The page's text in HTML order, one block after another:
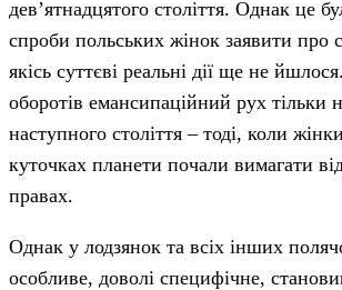
дев’ятнадцятого століття. Однак це
спроби польських жінок заявити про
якісь суттєві реальні дії ще не
оборотів емансипаційний рух тільки
наступного століття – тоді, коли
куточках планети почали вимагати
правах.
Однак у лодзянок та всіх інших
особливе, доволі специфічне,